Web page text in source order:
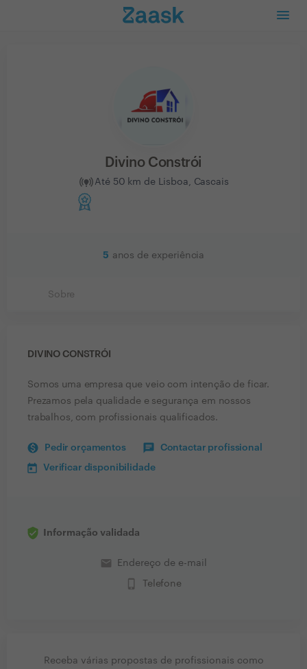
Divino Constrói
Até 50 km de Lisboa, Cascais
5 anos de experiência
Sobre
DIVINO CONSTRÓI
Somos uma empresa que veio com intenção de ficar.
Prezamos pela qualidade e segurança em nossos
trabalhos, com profissionais qualificados.
Pedir orçamentos Contactar profissional
Verificar disponibilidade
Informação validada
email Endereço de e-mail
phone_iphone Telefone
Receba várias propostas de profissionais como